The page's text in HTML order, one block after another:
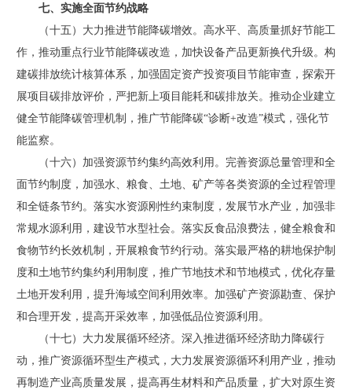
七、实施全面节约战略
（十五）大力推进节能降碳增效。高水平、高质量抓好节能工
作，推动重点行业节能降碳改造，加快设备产品更新换代升级。构
建碳排放统计核算体系，加强固定资产投资项目节能审查，探索开
展项目碳排放评价，严把新上项目能耗和碳排放关。推动企业建立
健全节能降碳管理机制，推广节能降碳“诊断+改造”模式，强化节
能监察。
（十六）加强资源节约集约高效利用。完善资源总量管理和全
面节约制度，加强水、粮食、土地、矿产等各类资源的全过程管理
和全链条节约。落实水资源刚性约束制度，发展节水产业，加强非
常规水源利用，建设节水型社会。落实反食品浪费法，健全粮食和
食物节约长效机制，开展粮食节约行动。落实最严格的耕地保护制
度和土地节约集约利用制度，推广节地技术和节地模式，优化存量
土地开发利用，提升海域空间利用效率。加强矿产资源勘查、保护
和合理开发，提高开采效率，加强低品位资源利用。
（十七）大力发展循环经济。深入推进循环经济助力降碳行
动，推广资源循环型生产模式，大力发展资源循环利用产业，推动
再制造产业高质量发展，提高再生材料和产品质量，扩大对原生资